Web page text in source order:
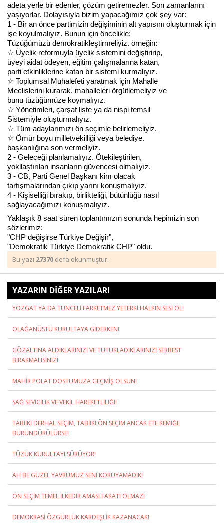
adeta yerle bir edenler, çözüm getiremezler. Son zamanlarını
yaşıyorlar. Dolayısıyla bizim yapacağımız çok şey var:
1 - Bir an önce partimizin değişiminin alt yapısını oluşturmak için
işe koyulmalıyız. Bunun için öncelikle;
Tüzüğümüzü demokratikleştirmeliyiz. örneğin:
☆ Üyelik reformuyla üyelik sistemini değiştiririp,
üyeyi aidat ödeyen, eğitim çalışmalarına katan,
parti etkinliklerine katan bir sistemi kurmalıyız.
☆ Toplumsal Muhalefeti yaratmak için Mahalle
Meclislerini kurarak, mahalleleri örgütlemeliyiz ve
bunu tüzüğümüze koymalıyız.
☆ Yönetimleri, çarşaf liste ya da nispi temsil
Sistemiyle oluşturmalıyız.
☆ Tüm adaylarımızı ön seçimle belirlemeliyiz.
☆ Ömür boyu milletvekilliği veya belediye.
başkanlığına son vermeliyiz.
2 - Geleceği planlamalıyız. Ötekileştirilen,
yokllaştırılan insanların güvencesi olmalıyız.
3 - CB, Parti Genel Başkanı kim olacak
tartışmalarından çıkıp yarını konuşmalıyız.
4 - Kişiselliği bırakıp, birlikteliği, bütünlüğü nasıl
sağlayacağımızı konuşmalıyız.
Yaklaşık 8 saat süren toplantımızın sonunda hepimizin son
sözlerimiz:
"CHP değişirse Türkiye Değişir",
"Demokratik Türkiye Demokratik CHP" oldu.
Bu yazı 27370 defa okunmuştur.
YAZARIN DİĞER YAZILARI
YOZGAT YA DA TUNCELİ FARKETMEZ YETERKİ HALKIN SESİ OL!
OLAĞANÜSTÜ KURULTAYA GİDERKEN!
GÖZALTINA ALDIKLARINIZI VE TUTUKLADIKLARINIZI SERBEST
BIRAKMALISINIZ!
MAHİR POLAT DOSTUMUZA GEÇMİŞ OLSUN!
SAĞ SEVİCİLİK VE VEKİL HAREKETLİLİĞİ!
TABİİKİ DERHAL SEÇİM, TABİİKİ ÖN SEÇİM ANCAK ETE KEMİĞE
BÜRÜNDÜRÜLÜRSE!
TÜZÜK KURULTAYI SÜRÜYOR!
AH BE GÜZEL YAVRUMUZ SENİ KORUYAMADIK!
ÖN SEÇİM TEMEL İLKEDİR AMASI FAKATI OLMAZ!
DEMOKRASİ ÖZGÜRLÜK KARDEŞLİK KAZANACAK!